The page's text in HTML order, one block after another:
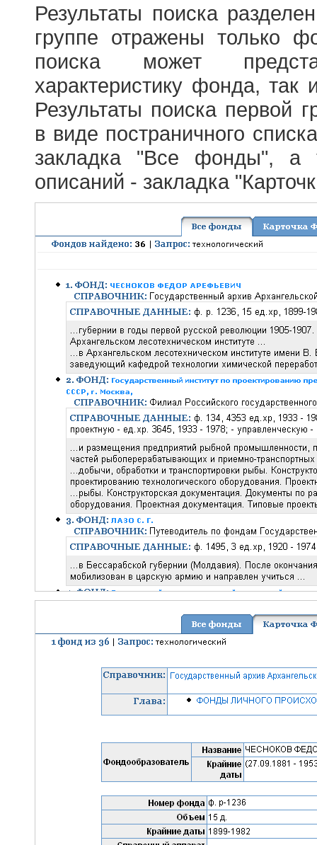
Результаты поиска
группе отражены только
поиска может
характеристику фонда,
Результаты поиска первой
в виде постраничного
закладка "Все фонды", а
описаний - закладка